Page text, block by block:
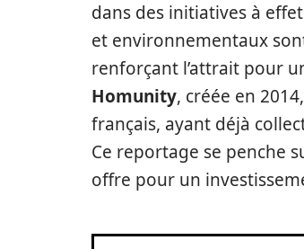
dans des initiatives à
et environnementaux
renforçant l’attrait pour
Homunity, créée en
français, ayant déjà
Ce reportage se penche
offre pour un